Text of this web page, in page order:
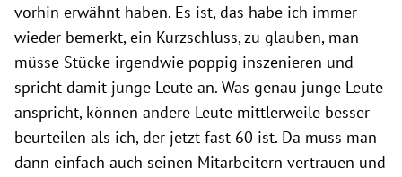
vorhin erwähnt haben. Es ist, das habe ich immer
wieder bemerkt, ein Kurzschluss, zu glauben, man
müsse Stücke irgendwie poppig inszenieren und
spricht damit junge Leute an. Was genau junge Leute
anspricht, können andere Leute mittlerweile besser
beurteilen als ich, der jetzt fast 60 ist. Da muss man
dann einfach auch seinen Mitarbeitern vertrauen und